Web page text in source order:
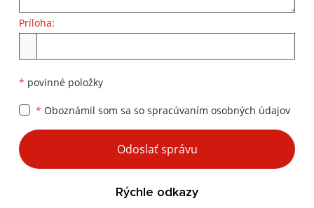
Príloha:
* povinné položky
* Oboznámil som sa so spracúvaním osobných údajov
Google reCaptcha Response
Odoslať správu
Rýchle odkazy